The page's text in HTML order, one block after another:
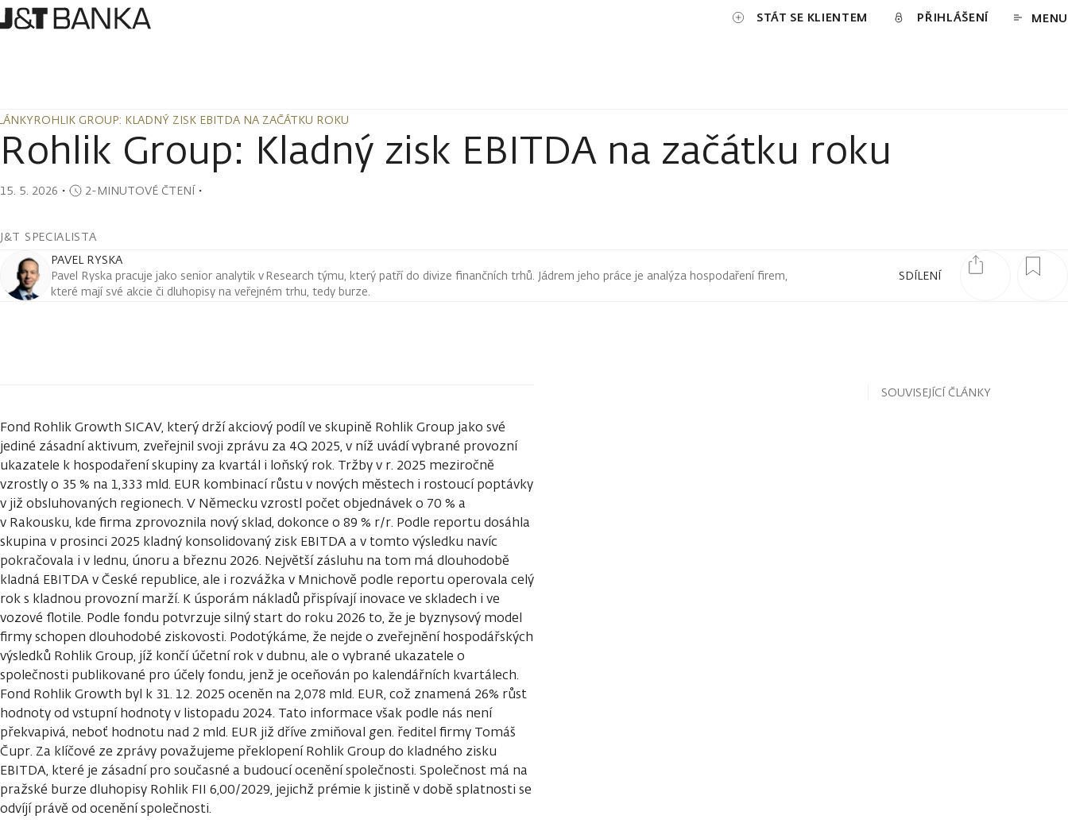
STÁT SE KLIENTEM PŘIHLÁŠENÍ MENU
ROHLIK GROUP: KLADNÝ ZISK EBITDA NA ZAČÁTKU ROKU
ROHLIK GROUP: KLADNÝ ZISK EBITDA NA ZAČÁTKU ROKU
Rohlik Group: Kladný zisk EBITDA na začátku roku
15. 5. 2026 ・ 2-MINUTOVÉ ČTENÍ・
J&T SPECIALISTA
SDÍLENÍ
PAVEL RYSKA
Pavel Ryska pracuje jako senior analytik v Research týmu, který patří do divize finančních trhů. Jádrem jeho práce je analýza hospodaření firem,
které mají své akcie či dluhopisy na veřejném trhu, tedy burze.
Fond Rohlik Growth SICAV, který drží akciový podíl ve skupině Rohlik Group jako své
jediné zásadní aktivum, zveřejnil svoji zprávu za 4Q 2025, v níž uvádí vybrané provozní
ukazatele k hospodaření skupiny za kvartál i loňský rok. Tržby v r. 2025 meziročně
vzrostly o 35 % na 1,333 mld. EUR kombinací růstu v nových městech i rostoucí poptávky
v již obsluhovaných regionech. V Německu vzrostl počet objednávek o 70 % a
v Rakousku, kde firma zprovoznila nový sklad, dokonce o 89 % r/r. Podle reportu dosáhla
skupina v prosinci 2025 kladný konsolidovaný zisk EBITDA a v tomto výsledku navíc
pokračovala i v lednu, únoru a březnu 2026. Největší zásluhu na tom má dlouhodobě
kladná EBITDA v České republice, ale i rozvážka v Mnichově podle reportu operovala celý
rok s kladnou provozní marží. K úsporám nákladů přispívají inovace ve skladech i ve
vozové flotile. Podle fondu potvrzuje silný start do roku 2026 to, že je byznysový model
firmy schopen dlouhodobé ziskovosti. Podotýkáme, že nejde o zveřejnění hospodářských
výsledků Rohlik Group, jíž končí účetní rok v dubnu, ale o vybrané ukazatele o
společnosti publikované pro účely fondu, jenž je oceňován po kalendářních kvartálech.
Fond Rohlik Growth byl k 31. 12. 2025 oceněn na 2,078 mld. EUR, což znamená 26% růst
hodnoty od vstupní hodnoty v listopadu 2024. Tato informace však podle nás není
překvapivá, neboť hodnotu nad 2 mld. EUR již dříve zmiňoval gen. ředitel firmy Tomáš
Čupr. Za klíčové ze zprávy považujeme překlopení Rohlik Group do kladného zisku
EBITDA, které je zásadní pro současné a budoucí ocenění společnosti. Společnost má na
pražské burze dluhopisy Rohlik FII 6,00/2029, jejichž prémie k jistině v době splatnosti se
odvíjí právě od ocenění společnosti.
SOUVISEJÍCÍ ČLÁNKY